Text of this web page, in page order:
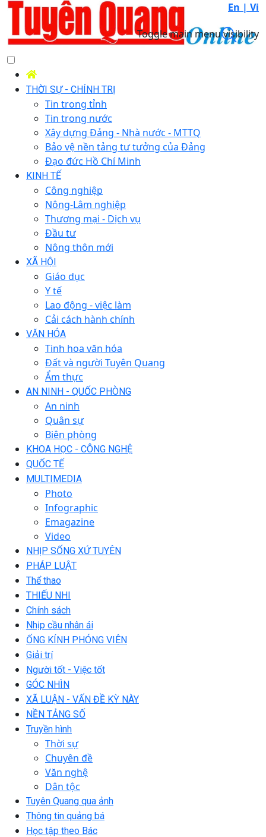
En | Vi
Toggle main menu visibility
THỜI SỰ - CHÍNH TRỊ
Tin trong tỉnh
Tin trong nước
Xây dựng Đảng - Nhà nước - MTTQ
Bảo vệ nền tảng tư tưởng của Đảng
Đạo đức Hồ Chí Minh
KINH TẾ
Công nghiệp
Nông-Lâm nghiệp
Thương mại - Dịch vụ
Đầu tư
Nông thôn mới
XÃ HỘI
Giáo dục
Y tế
Lao động - việc làm
Cải cách hành chính
VĂN HÓA
Tinh hoa văn hóa
Đất và người Tuyên Quang
Ẩm thực
AN NINH - QUỐC PHÒNG
An ninh
Quân sự
Biên phòng
KHOA HỌC - CÔNG NGHỆ
QUỐC TẾ
MULTIMEDIA
Photo
Infographic
Emagazine
Video
NHỊP SỐNG XỨ TUYÊN
PHÁP LUẬT
Thể thao
THIẾU NHI
Chính sách
Nhịp cầu nhân ái
ỐNG KÍNH PHÓNG VIÊN
Giải trí
Người tốt - Việc tốt
GÓC NHÌN
XÃ LUẬN - VẤN ĐỀ KỲ NÀY
NỀN TẢNG SỐ
Truyền hình
Thời sự
Chuyên đề
Văn nghệ
Dân tộc
Tuyên Quang qua ảnh
Thông tin quảng bá
Học tập theo Bác